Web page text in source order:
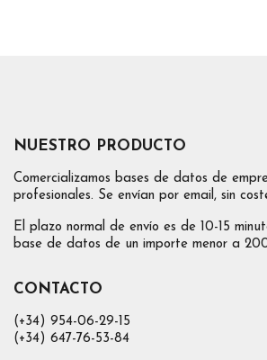
NUESTRO PRODUCTO
Comercializamos bases de datos de
profesionales. Se envían por email, sin
El plazo normal de envío es de 10-15
base de datos de un importe menor a
CONTACTO
(+34) 954-06-29-15
(+34) 647-76-53-84